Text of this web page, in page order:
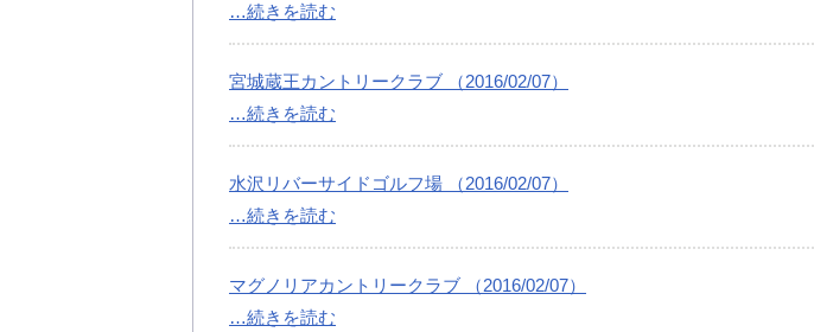
…続きを読む
宮城蔵王カントリークラブ （2016/02/07）
…続きを読む
水沢リバーサイドゴルフ場 （2016/02/07）
…続きを読む
マグノリアカントリークラブ （2016/02/07）
…続きを読む